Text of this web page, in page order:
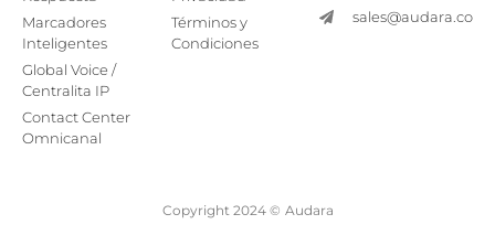
Marcadores
Inteligentes
Global Voice /
Centralita IP
Contact Center
Omnicanal
Términos y
Condiciones
sales@audara.co
Copyright 2024 © Audara